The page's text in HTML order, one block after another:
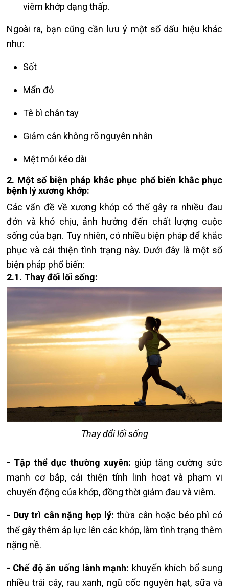
viêm khớp dạng thấp.
Ngoài ra, bạn cũng cần lưu ý một số dấu hiệu khác
như:
Sốt
Mẩn đỏ
Tê bì chân tay
Giảm cân không rõ nguyên nhân
Mệt mỏi kéo dài
​​​​​​​2. Một số biện pháp khắc phục phổ biến khắc phục
bệnh lý xương khớp:
Các vấn đề về xương khớp có thể gây ra nhiều đau
đớn và khó chịu, ảnh hưởng đến chất lượng cuộc
sống của bạn. Tuy nhiên, có nhiều biện pháp để khắc
phục và cải thiện tình trạng này. Dưới đây là một số
biện pháp phổ biến:
2.1. Thay đổi lối sống:
Thay đổi lối sống
- Tập thể dục thường xuyên: giúp tăng cường sức
mạnh cơ bắp, cải thiện tính linh hoạt và phạm vi
chuyển động của khớp, đồng thời giảm đau và viêm.
- Duy trì cân nặng hợp lý: thừa cân hoặc béo phì có
thể gây thêm áp lực lên các khớp, làm tình trạng thêm
nặng nề.
- Chế độ ăn uống lành mạnh: khuyến khích bổ sung
nhiều trái cây, rau xanh, ngũ cốc nguyên hạt, sữa và